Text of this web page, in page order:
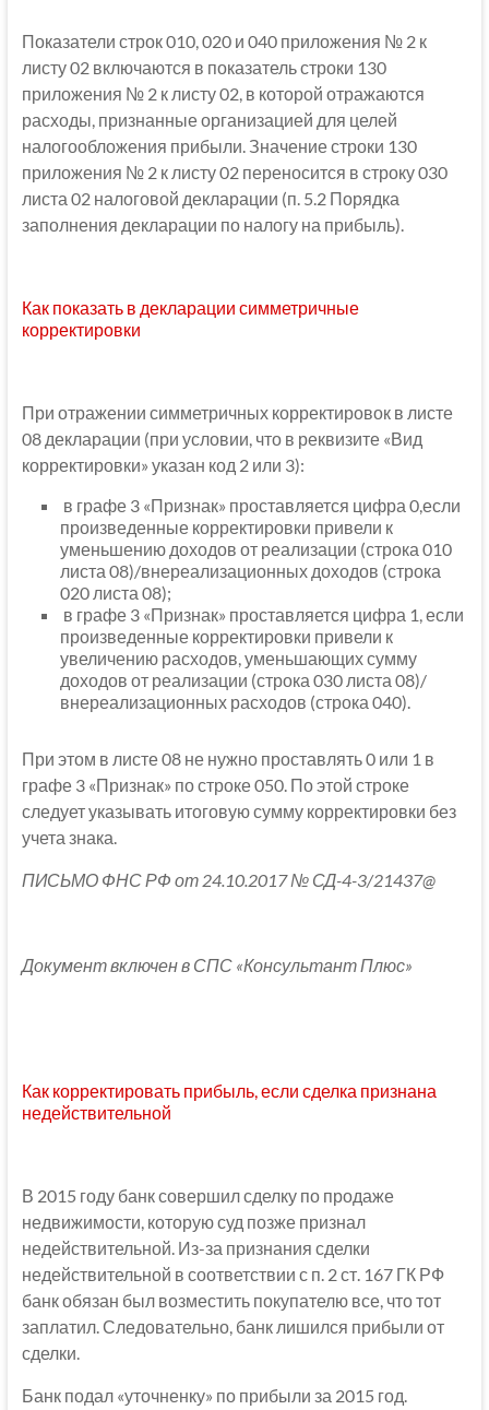
Показатели строк 010, 020 и 040 приложения № 2 к
листу 02 включаются в показатель строки 130
приложения № 2 к листу 02, в которой отражаются
расходы, признанные организацией для целей
налогообложения прибыли. Значение строки 130
приложения № 2 к листу 02 переносится в строку 030
листа 02 налоговой декларации (п. 5.2 Порядка
заполнения декларации по налогу на прибыль).
Как показать в декларации симметричные
корректировки
При отражении симметричных корректировок в листе
08 декларации (при условии, что в реквизите «Вид
корректировки» указан код 2 или 3):
в графе 3 «Признак» проставляется цифра 0,если
произведенные корректировки привели к
уменьшению доходов от реализации (строка 010
листа 08)/внереализационных доходов (строка
020 листа 08);
в графе 3 «Признак» проставляется цифра 1, если
произведенные корректировки привели к
увеличению расходов, уменьшающих сумму
доходов от реализации (строка 030 листа 08)/
внереализационных расходов (строка 040).
При этом в листе 08 не нужно проставлять 0 или 1 в
графе 3 «Признак» по строке 050. По этой строке
следует указывать итоговую сумму корректировки без
учета знака.
ПИСЬМО ФНС РФ от 24.10.2017 № СД-4-3/21437@
Документ включен в СПС «Консультант Плюс»
Как корректировать прибыль, если сделка признана
недействительной
В 2015 году банк совершил сделку по продаже
недвижимости, которую суд позже признал
недействительной. Из-за признания сделки
недействительной в соответствии с п. 2 ст. 167 ГК РФ
банк обязан был возместить покупателю все, что тот
заплатил. Следовательно, банк лишился прибыли от
сделки.
Банк подал «уточненку» по прибыли за 2015 год.